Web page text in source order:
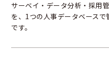
サーベイ・データ分析・採用
を、1つの人事データベース
です。